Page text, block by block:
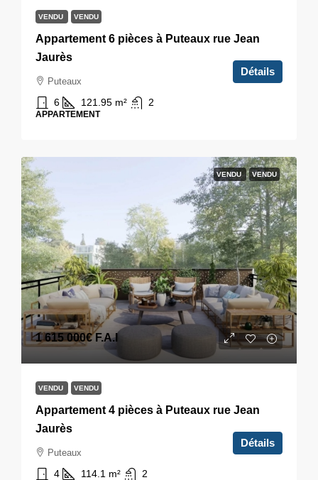
VENDU VENDU
Appartement 6 pièces à Puteaux rue Jean
Jaurès
Puteaux
6 121.95 m² 2
APPARTEMENT
Détails
VENDU VENDU
1 615 000€F.A.I
VENDU VENDU
Appartement 4 pièces à Puteaux rue Jean
Jaurès
Puteaux
4 114.1 m² 2
Détails